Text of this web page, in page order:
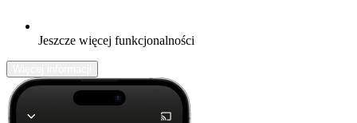
Jeszcze więcej funkcjonalności